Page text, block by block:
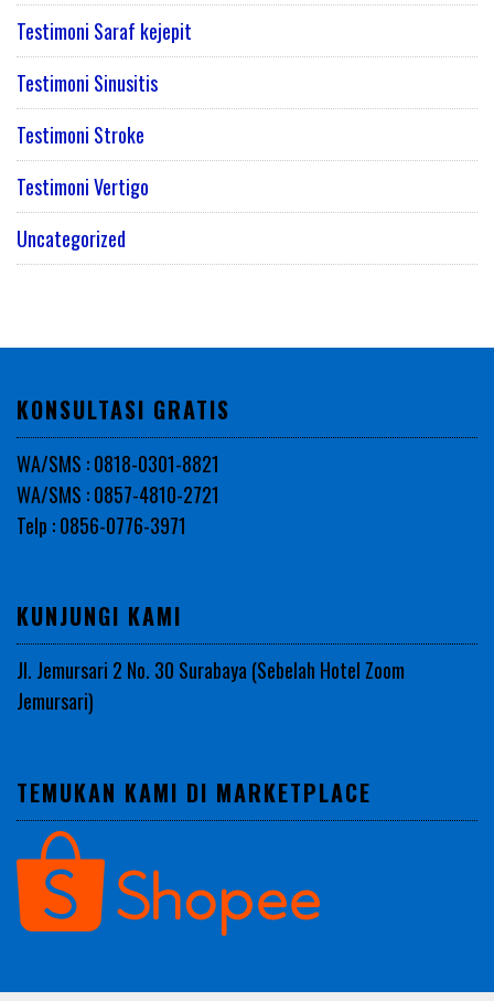
Testimoni Saraf kejepit
Testimoni Sinusitis
Testimoni Stroke
Testimoni Vertigo
Uncategorized
KONSULTASI GRATIS
WA/SMS : 0818-0301-8821
WA/SMS : 0857-4810-2721
Telp : 0856-0776-3971
KUNJUNGI KAMI
Jl. Jemursari 2 No. 30 Surabaya (Sebelah Hotel Zoom
Jemursari)
TEMUKAN KAMI DI MARKETPLACE